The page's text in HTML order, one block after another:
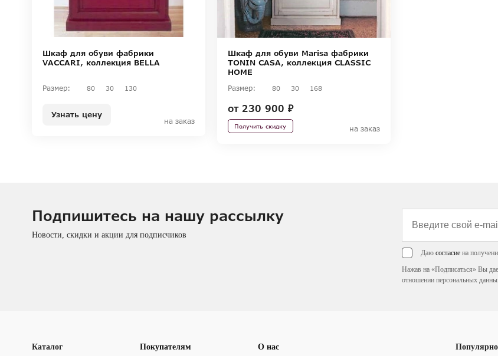
Шкаф для обуви фабрики
VACCARI, коллекция BELLA
Размер: 80 30 130
Узнать цену
на заказ
Шкаф для обуви Marisa фабрики
TONIN CASA, коллекция CLASSIC
HOME
Размер: 80 30 168
от230 900 ₽
Получить скидку на заказ
Подпишитесь на нашу рассылку
Новости, скидки и акции для подписчиков
Даю согласиена
Нажав на «Подписаться» Вы
отношении персональных
Каталог Покупателям О нас